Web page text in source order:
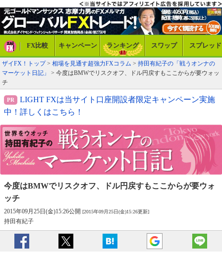
FX比較 キャンペーン ランキング スワップ スプレッド
ザイFX！トップ> 相場を見通す超強力FXコラム > 持田有紀子の「戦うオンナの
マーケット日記」
> 今度はBMWでリスクオフ、ドル円戻すもここからが要ウォッ
チ
LIGHT FXは当サイト口座開設者限定キャンペーン実施
中！詳しくはこちら！
今度はBMWでリスクオフ、
ドル円戻すもここからが要ウォ
ッチ
2015年09月25日(金)15:26公開 [2015年09月25日(金)15:26更新]
持田有紀子